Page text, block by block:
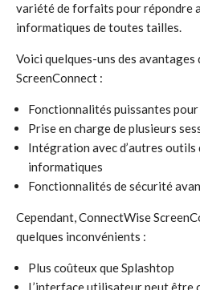
variété de forfaits pour répondre
informatiques de toutes tailles.
Voici quelques-uns des avantages
ScreenConnect :
Fonctionnalités puissantes
Prise en charge de plusieurs
Intégration avec d’autres outils
informatiques
Fonctionnalités de sécurité
Cependant, ConnectWise
quelques inconvénients :
Plus coûteux que Splashtop
L’interface utilisateur peut être